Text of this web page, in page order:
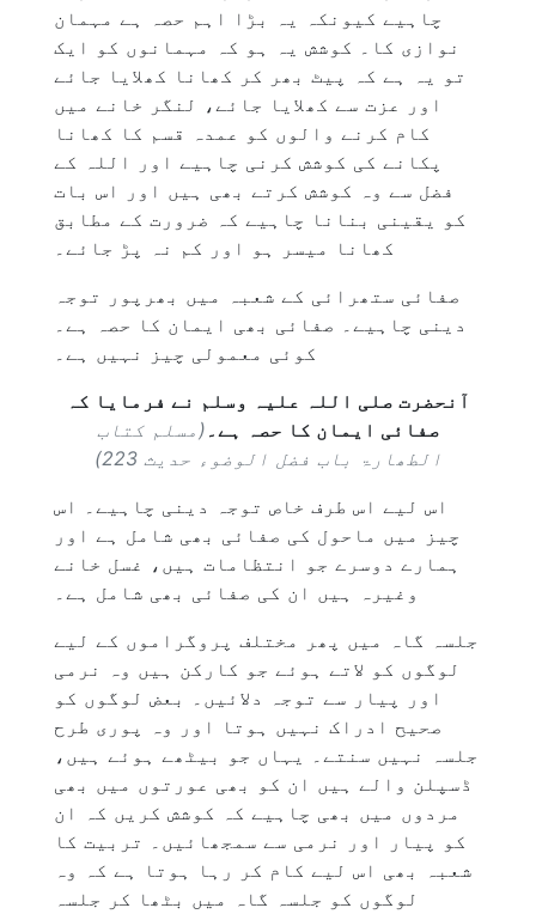
چاہیے کیونکہ یہ بڑا اہم حصہ ہے مہمان
نوازی کا۔ کوشش یہ ہو کہ مہمانوں کو ایک
تو یہ ہے کہ پیٹ بھر کر کھانا کھلایا جائے
اور عزت سے کھلایا جائے، لنگر خانے میں
کام کرنے والوں کو عمدہ قسم کا کھانا
پکانے کی کوشش کرنی چاہیے اور اللہ کے
فضل سے وہ کوشش کرتے بھی ہیں اور اس بات
کو یقینی بنانا چاہیے کہ ضرورت کے مطابق
کھانا میسر ہو اور کم نہ پڑ جائے۔
صفائی ستھرائی کے شعبہ میں بھرپور توجہ
دینی چاہیے۔ صفائی بھی ایمان کا حصہ ہے۔
کوئی معمولی چیز نہیں ہے۔
آنحضرت صلی اللہ علیہ وسلم نے فرمایا کہ
صفائی ایمان کا حصہ ہے۔ (مسلم کتاب
الطھارۃ باب فضل الوضوء حدیث 223)
اس لیے اس طرف خاص توجہ دینی چاہیے۔ اس
چیز میں ماحول کی صفائی بھی شامل ہے اور
ہمارے دوسرے جو انتظامات ہیں، غسل خانے
وغیرہ ہیں ان کی صفائی بھی شامل ہے۔
جلسہ گاہ میں پھر مختلف پروگراموں کے لیے
لوگوں کو لاتے ہوئے جو کارکن ہیں وہ نرمی
اور پیار سے توجہ دلائیں۔ بعض لوگوں کو
صحیح ادراک نہیں ہوتا اور وہ پوری طرح
جلسہ نہیں سنتے۔ یہاں جو بیٹھے ہوئے ہیں،
ڈسپلن والے ہیں ان کو بھی عورتوں میں بھی
مردوں میں بھی چاہیے کہ کوشش کریں کہ ان
کو پیار اور نرمی سے سمجھائیں۔ تربیت کا
شعبہ بھی اس لیے کام کر رہا ہوتا ہے کہ وہ
لوگوں کو جلسہ گاہ میں بٹھا کر جلسہ